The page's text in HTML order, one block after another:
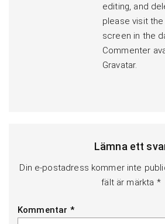
editing, and
please visit
screen in the
Commenter
Gravatar.
Lämna ett
Din e-postadress kommer inte
fält är märkta *
Kommentar *